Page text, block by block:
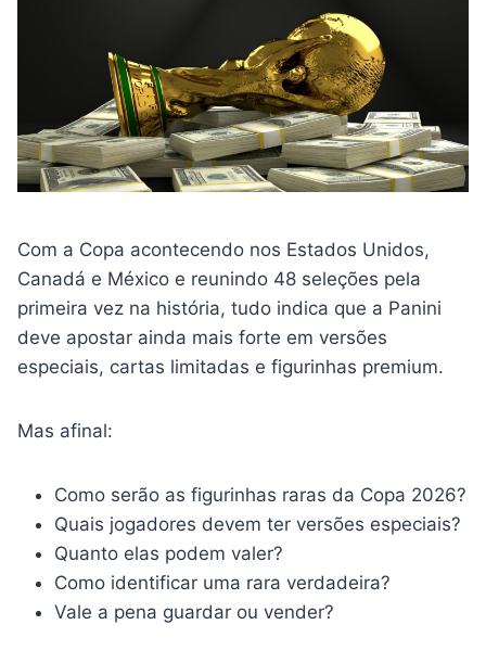
Com a Copa acontecendo nos Estados Unidos,
Canadá e México e reunindo 48 seleções pela
primeira vez na história, tudo indica que a Panini
deve apostar ainda mais forte em versões
especiais, cartas limitadas e figurinhas premium.
Mas afinal:
Como serão as figurinhas raras da Copa 2026?
Quais jogadores devem ter versões especiais?
Quanto elas podem valer?
Como identificar uma rara verdadeira?
Vale a pena guardar ou vender?